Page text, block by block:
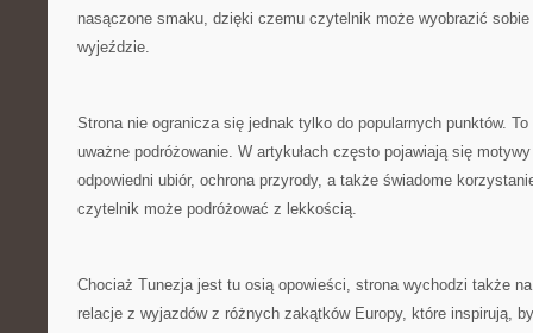
nasączone smaku, dzięki czemu czytelnik może wyobrazić
wyjeździe.
Strona nie ogranicza się jednak tylko do popularnych punktów.
uważne podróżowanie. W artykułach często pojawiają się
odpowiedni ubiór, ochrona przyrody, a także świadome
czytelnik może podróżować z lekkością.
Chociaż Tunezja jest tu osią opowieści, strona wychodzi także
relacje z wyjazdów z różnych zakątków Europy, które inspirują,